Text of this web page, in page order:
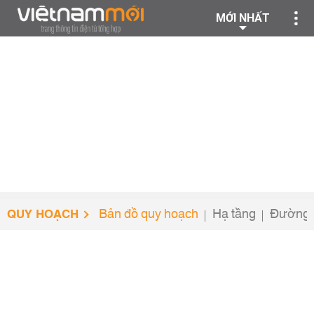
MỚI NHẤT
QUY HOẠCH Bản đồ quy hoạch Hạ tầng Đường